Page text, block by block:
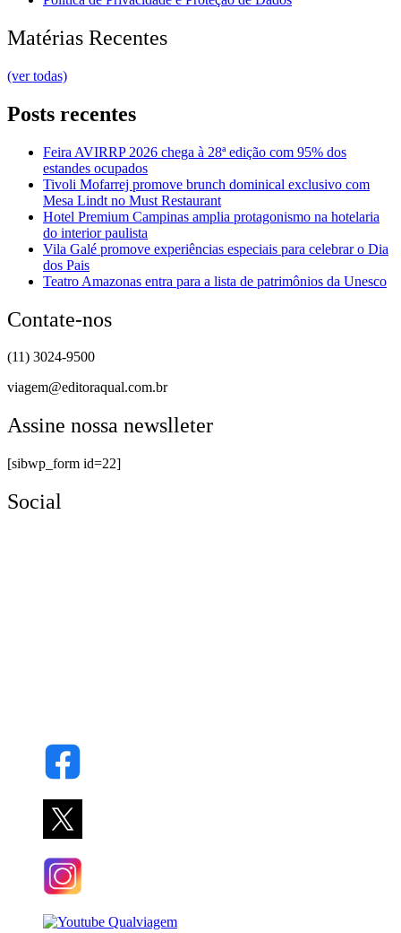
Matérias Recentes
(ver todas)
Posts recentes
Feira AVIRRP 2026 chega à 28ª edição com 95% dos
estandes ocupados
Tivoli Mofarrej promove brunch dominical exclusivo com
Mesa Lindt no Must Restaurant
Hotel Premium Campinas amplia protagonismo na hotelaria
do interior paulista
Vila Galé promove experiências especiais para celebrar o Dia
dos Pais
Teatro Amazonas entra para a lista de patrimônios da Unesco
Contate-nos
(11) 3024-9500
viagem@editoraqual.com.br
Assine nossa newslleter
[sibwp_form id=22]
Social